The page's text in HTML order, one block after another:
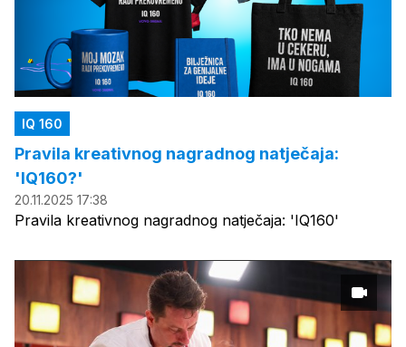
IQ 160
Pravila kreativnog nagradnog natječaja:
'IQ160?'
20.11.2025 17:38
Pravila kreativnog nagradnog natječaja: 'IQ160'